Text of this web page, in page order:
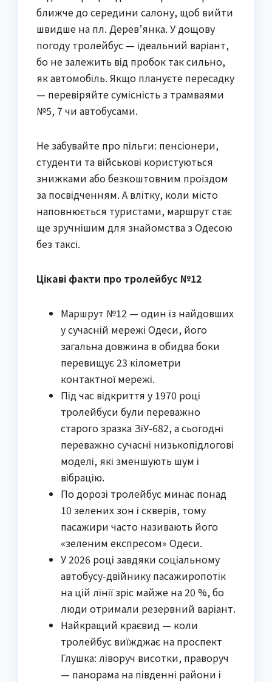
ближче до середини салону, щоб вийти
швидше на пл. Дерев’янка. У дощову
погоду тролейбус — ідеальний варіант,
бо не залежить від пробок так сильно,
як автомобіль. Якщо плануєте пересадку
— перевіряйте сумісність з трамваями
№5, 7 чи автобусами.
Не забувайте про пільги: пенсіонери,
студенти та військові користуються
знижками або безкоштовним проїздом
за посвідченням. А влітку, коли місто
наповнюється туристами, маршрут стає
ще зручнішим для знайомства з Одесою
без таксі.
Цікаві факти про тролейбус №12
Маршрут №12 — один із найдовших
у сучасній мережі Одеси, його
загальна довжина в обидва боки
перевищує 23 кілометри
контактної мережі.
Під час відкриття у 1970 році
тролейбуси були переважно
старого зразка ЗіУ-682, а сьогодні
переважно сучасні низькопідлогові
моделі, які зменшують шум і
вібрацію.
По дорозі тролейбус минає понад
10 зелених зон і скверів, тому
пасажири часто називають його
«зеленим експресом» Одеси.
У 2026 році завдяки соціальному
автобусу-двійнику пасажиропотік
на цій лінії зріс майже на 20 %, бо
люди отримали резервний варіант.
Найкращий краєвид — коли
тролейбус виїжджає на проспект
Глушка: ліворуч висотки, праворуч
— панорама на південні райони і